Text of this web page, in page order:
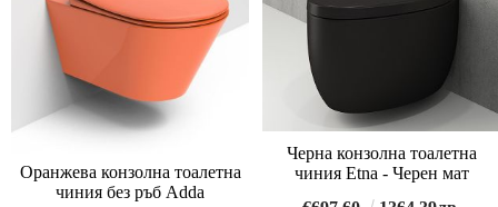
Оранжева конзолна тоалетна
чиния без ръб Adda
Черна конзолна тоалетна
чиния Etna - Черен мат